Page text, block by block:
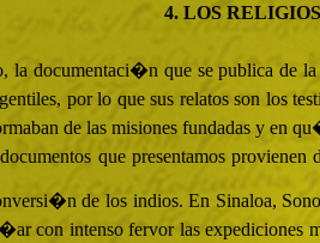
4. LOS
la documentaci�n que se publica de
por lo que sus relatos son los
de las misiones fundadas y
que presentamos
de los indios. En Sinaloa,
con intenso fervor las expediciones